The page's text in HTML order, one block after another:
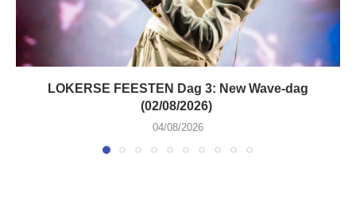
LOKERSE FEESTEN Dag 3: New Wave-dag
(02/08/2026)
04/08/2026